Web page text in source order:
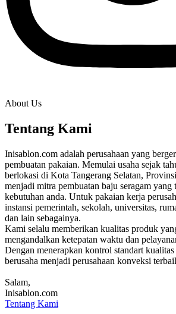
About Us
Tentang Kami
Inisablon.com adalah perusahaan yang
pembuatan pakaian. Memulai usaha sejak
berlokasi di Kota Tangerang Selatan,
menjadi mitra pembuatan baju seragam yang
kebutuhan anda. Untuk pakaian kerja
instansi pemerintah, sekolah, universitas,
dan lain sebagainya.
Kami selalu memberikan kualitas produk
mengandalkan ketepatan waktu dan
Dengan menerapkan kontrol standart
berusaha menjadi perusahaan konveksi
Salam,
Inisablon.com
Tentang Kami